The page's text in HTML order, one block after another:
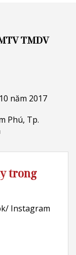
TMDV
năm 2017
Phú, Tp.
trong
Instagram